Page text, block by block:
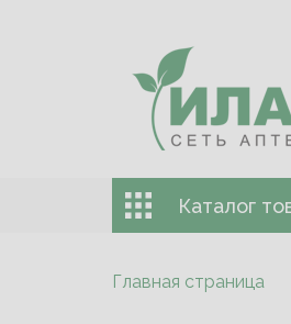
Каталог
Главная страница